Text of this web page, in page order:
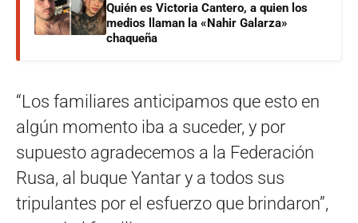
Quién es Victoria Cantero, a quien los
medios llaman la «Nahir Galarza»
chaqueña
“Los familiares anticipamos que esto en
algún momento iba a suceder, y por
supuesto agradecemos a la Federación
Rusa, al buque Yantar y a todos sus
tripulantes por el esfuerzo que brindaron”,